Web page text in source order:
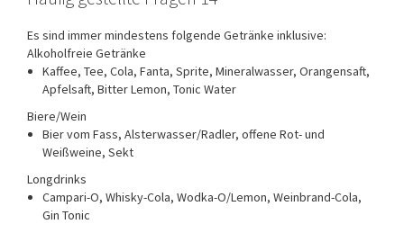
Es sind immer mindestens folgende Getränke inklusive:
Alkoholfreie Getränke
Kaffee, Tee, Cola, Fanta, Sprite, Mineralwasser, Orangensaft,
Apfelsaft, Bitter Lemon, Tonic Water
Biere/Wein
Bier vom Fass, Alsterwasser/Radler, offene Rot- und
Weißweine, Sekt
Longdrinks
Campari-O, Whisky-Cola, Wodka-O/Lemon, Weinbrand-Cola,
Gin Tonic